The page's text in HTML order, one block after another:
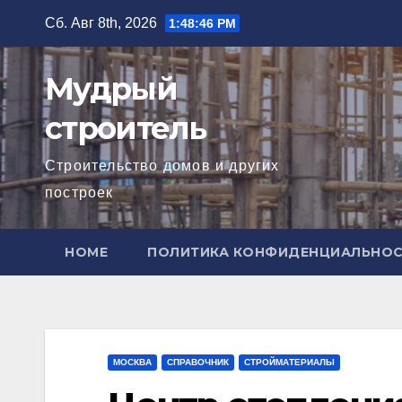
содержимому
Сб. Авг 8th, 2026 1:48:47 PM
Мудрый
строитель
Строительство домов и других
построек
HOME ПОЛИТИКА
МОСКВА СПРАВОЧНИК СТРОЙМАТЕРИАЛЫ